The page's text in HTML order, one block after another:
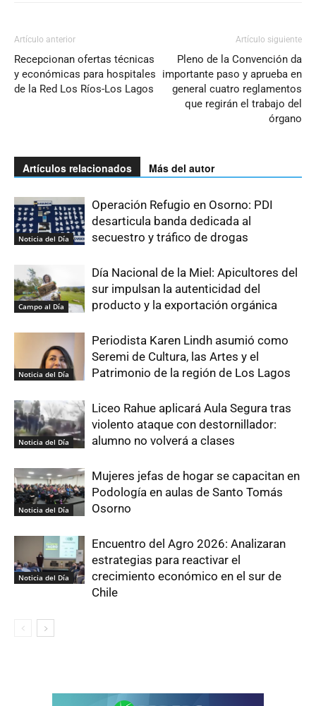
Artículo anterior
Recepcionan ofertas técnicas
y económicas para hospitales
de la Red Los Ríos-Los Lagos
Artículo siguiente
Pleno de la Convención da
importante paso y aprueba en
general cuatro reglamentos
que regirán el trabajo del
órgano
Artículos relacionados Más del autor
Noticia del Día
Operación Refugio en Osorno: PDI
desarticula banda dedicada al
secuestro y tráfico de drogas
Campo al Día
Día Nacional de la Miel: Apicultores del
sur impulsan la autenticidad del
producto y la exportación orgánica
Noticia del Día
Periodista Karen Lindh asumió como
Seremi de Cultura, las Artes y el
Patrimonio de la región de Los Lagos
Noticia del Día
Liceo Rahue aplicará Aula Segura tras
violento ataque con destornillador:
alumno no volverá a clases
Noticia del Día
Mujeres jefas de hogar se capacitan en
Podología en aulas de Santo Tomás
Osorno
Noticia del Día
Encuentro del Agro 2026: Analizaran
estrategias para reactivar el
crecimiento económico en el sur de
Chile